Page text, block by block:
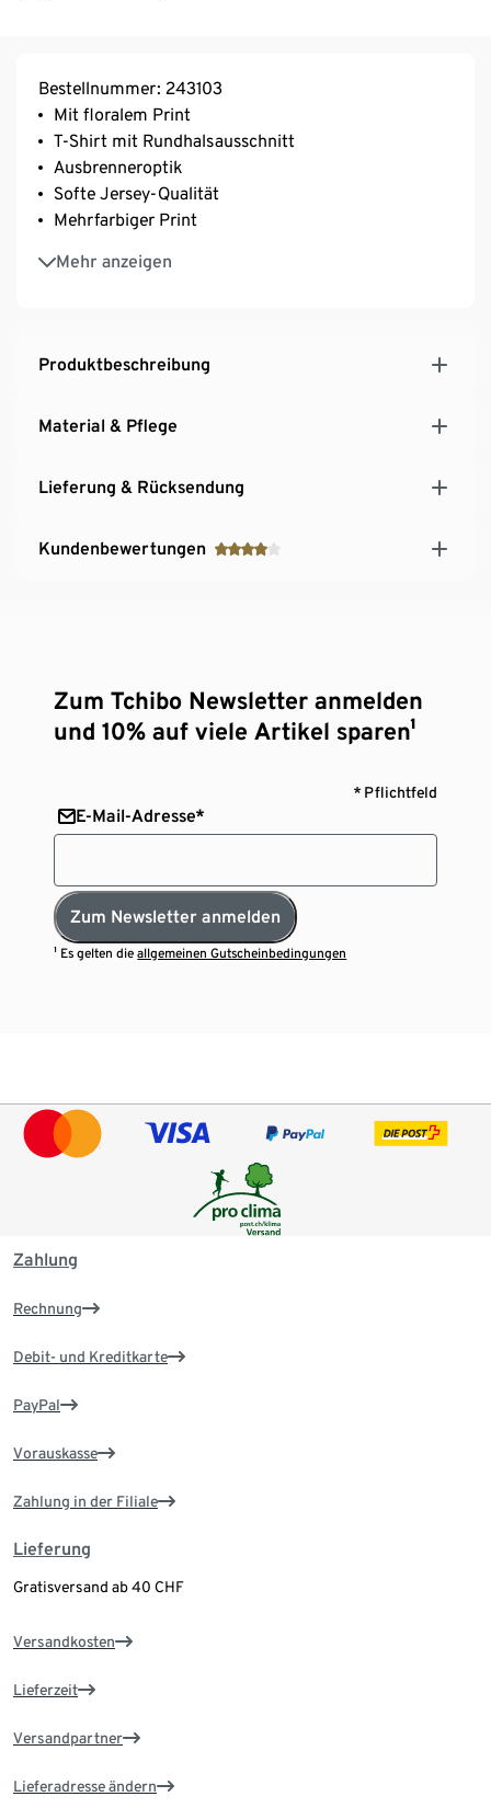
Bestellnummer: 243103
Mit floralem Print
T-Shirt mit Rundhalsausschnitt
Ausbrenneroptik
Softe Jersey-Qualität
Mehrfarbiger Print
Mehr anzeigen
Da es sich hier um ein Kleidungsstück der Marke
Cecil handelt, fallen die Grössen im Vergleich zu
richtige Grösse zu finden:
Cecil Grösse M = 40, 42, 40/42
Cecil Grösse XL = 44/46
Produktbeschreibung
Material & Pflege
Lieferung & Rücksendung
Kundenbewertungen
Zum Tchibo Newsletter anmelden
und 10% auf viele Artikel sparen¹
* Pflichtfeld
E-Mail-Adresse*
Zum Newsletter anmelden
¹ Es gelten dieallgemeinen Gutscheinbedingungen
Zahlung
Rechnung
Debit- und Kreditkarte
PayPal
Vorauskasse
Zahlung in der Filiale
Lieferung
Gratisversand ab 40 CHF
Versandkosten
Lieferzeit
Versandpartner
Lieferadresse ändern